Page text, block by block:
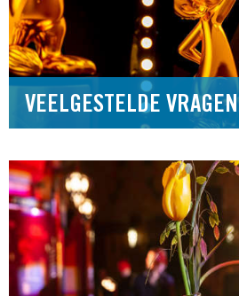
VEELGESTELDE VRAGEN